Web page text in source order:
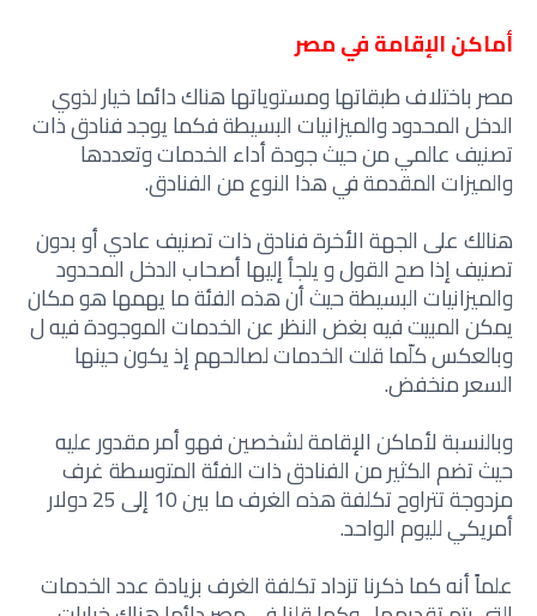
أماكن الإقامة في مصر
مصر باختلاف طبقاتها ومستوياتها هناك دائما خيار لذوي
الدخل المحدود والميزانيات البسيطة فكما يوجد فنادق ذات
تصنيف عالمي من حيث جودة أداء الخدمات وتعددها
والميزات المقدمة في هذا النوع من الفنادق.
هنالك على الجهة الأخرة فنادق ذات تصنيف عادي أو بدون
تصنيف إذا صح القول و يلجأ إليها أصحاب الدخل المحدود
والميزانيات البسيطة حيث أن هذه الفئة ما يهمها هو مكان
يمكن المبيت فيه بغض النظر عن الخدمات الموجودة فيه ل
وبالعكس كلّما قلت الخدمات لصالحهم إذ يكون حينها
السعر منخفض.
وبالنسبة لأماكن الإقامة لشخصين فهو أمر مقدور عليه
حيث تضم الكثير من الفنادق ذات الفئة المتوسطة غرف
مزدوجة تتراوح تكلفة هذه الغرف ما بين 10 إلى 25 دولار
أمريكي لليوم الواحد.
علماً أنه كما ذكرنا تزداد تكلفة الغرف بزيادة عدد الخدمات